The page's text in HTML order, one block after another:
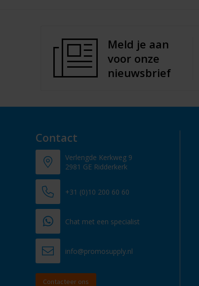
Meld je aan
voor onze
nieuwsbrief
Contact
Verlengde Kerkweg 9
2981 GE Ridderkerk
+31 (0)10 200 60 60
Chat met een specialist
info@promosupply.nl
Contacteer ons